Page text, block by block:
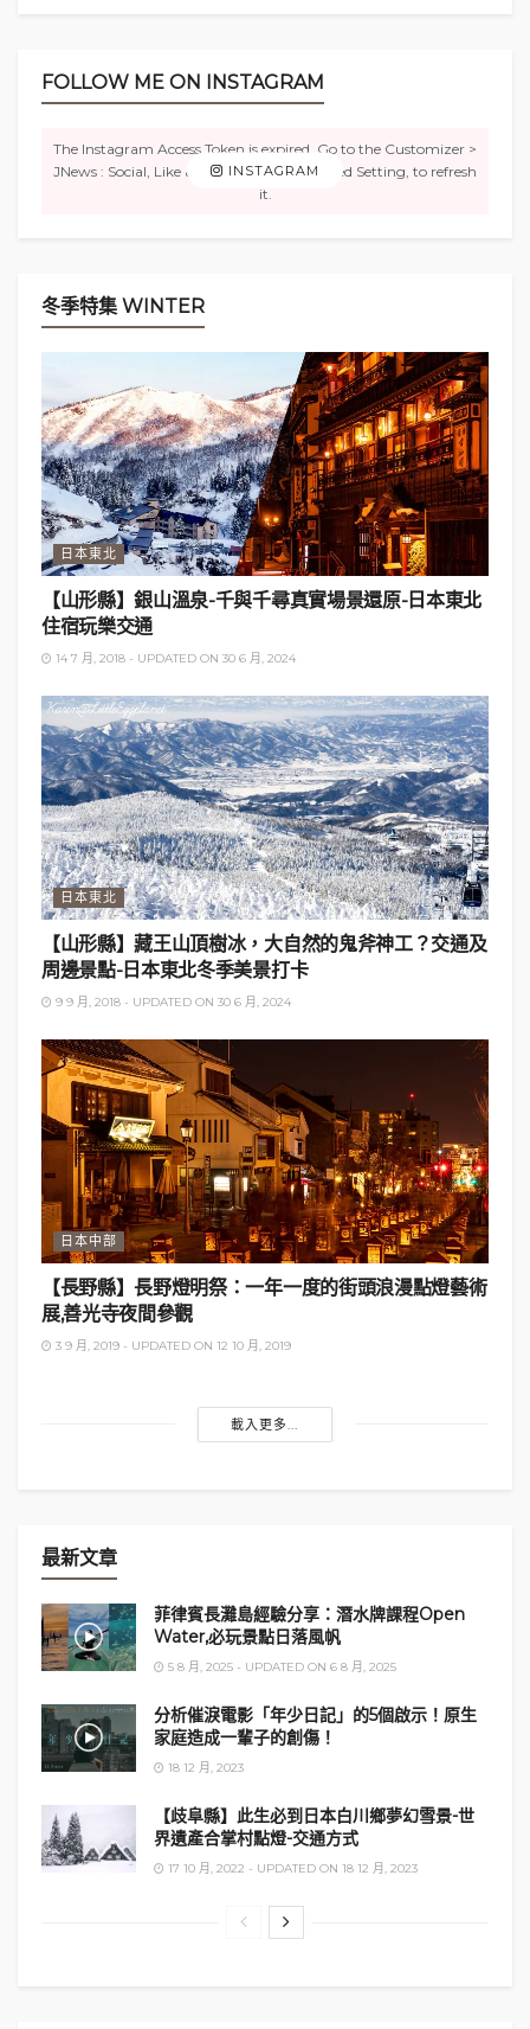
在官方網站 能查看里山Cafe的 營業日期
查看日曆表。
結賬離開之際，店員可能沒想起紅葉季節有穿梭火車
站與鳴子峽之間的巴士運行，以為我是打算直接走40
分鐘路回火車站，說可以載我到火車站也無問題，當
然我最後有趕及坐上巴士，但店員的舉動實在令我太
感動了～。
總括而言，如果你本身沒有計劃來這邊的話，大可不
必特意來這裡。但如果要來鳴子峽的話，就一定一定
要來里山Cafe
FOLLOW ME ON INSTAGRAM
INSTAGRAM
The Instagram Access Token is expired, Go to the Customizer >
JNews : Social, Like & View > Instagram Feed Setting, to refresh
it.
冬季特集 WINTER
日本東北
【山形縣】銀山溫泉-千與千尋真實場景還原-日本東北
住宿玩樂交通
14 7 月, 2018 - UPDATED ON 30 6 月, 2024
日本東北
【山形縣】藏王山頂樹冰，大自然的鬼斧神工？交通及
周邊景點-日本東北冬季美景打卡
9 9 月, 2018 - UPDATED ON 30 6 月, 2024
日本中部
【長野縣】長野燈明祭：一年一度的街頭浪漫點燈藝術
展,善光寺夜間參觀
3 9 月, 2019 - UPDATED ON 12 10 月, 2019
載入更多...
最新文章
菲律賓長灘島經驗分享：潛水牌課程Open
Water,必玩景點日落風帆
5 8 月, 2025 - UPDATED ON 6 8 月, 2025
分析催淚電影「年少日記」的5個啟示！原生
家庭造成一輩子的創傷！
18 12 月, 2023
【歧阜縣】此生必到日本白川鄉夢幻雪景-世
界遺產合掌村點燈-交通方式
17 10 月, 2022 - UPDATED ON 18 12 月, 2023